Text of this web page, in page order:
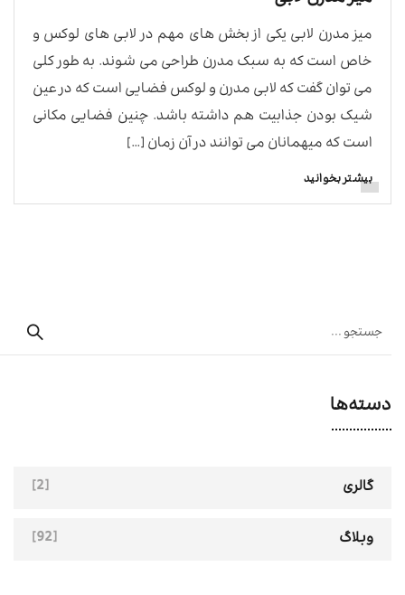
میز مدرن لابی یکی از بخش های مهم در لابی های لوکس و
خاص است که به سبک مدرن طراحی می شوند. به طور کلی
می توان گفت که لابی مدرن و لوکس فضایی است که در عین
شیک بودن جذابیت هم داشته باشد. چنین فضایی مکانی
است که میهمانان می توانند در آن زمان […]
بیشتر بخوانید
دسته‌ها
گالری [2]
وبلاگ [92]